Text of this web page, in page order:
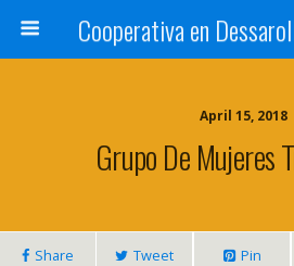
April 15, 2018
Grupo De Mujeres
Share Tweet Pin